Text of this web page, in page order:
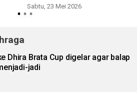
Sabtu, 23 Mei 2026
Dhira Brata Cup digelar agar balap
jadi